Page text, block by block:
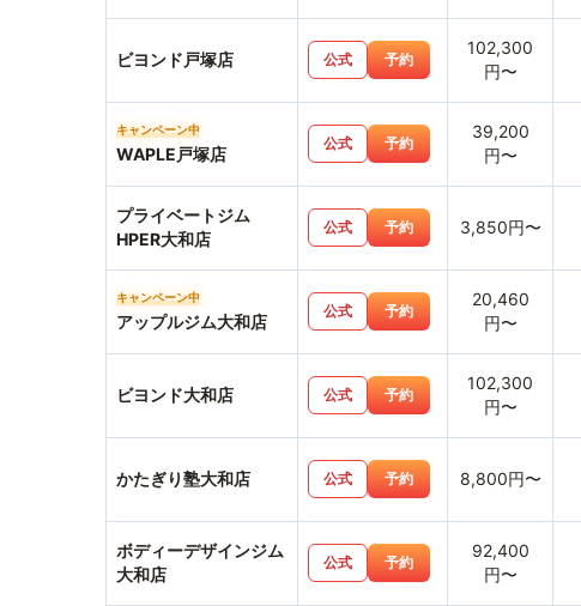
ビヨンド戸塚店 公式 予約
102,300
円〜
キャンペーン中
WAPLE戸塚店
公式 予約
39,200
円〜
プライベートジム
HPER大和店
公式 予約 3,850円〜
キャンペーン中
アップルジム大和店
公式 予約
20,460
円〜
ビヨンド大和店 公式 予約
102,300
円〜
かたぎり塾大和店 公式 予約 8,800円〜
ボディーデザインジム
大和店
公式 予約
92,400
円〜